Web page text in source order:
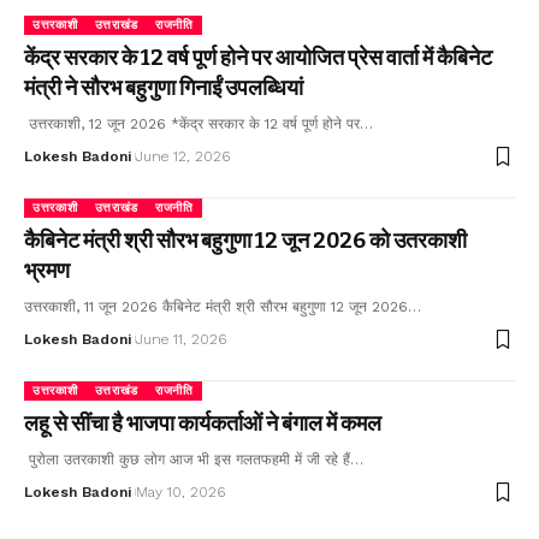
उत्तरकाशी उत्तराखंड राजनीति
केंद्र सरकार के 12 वर्ष पूर्ण होने पर आयोजित प्रेस वार्ता में कैबिनेट
मंत्री ने सौरभ बहुगुणा गिनाईं उपलब्धियां
उत्तरकाशी, 12 जून 2026 *केंद्र सरकार के 12 वर्ष पूर्ण होने पर…
Lokesh Badoni June 12, 2026
उत्तरकाशी उत्तराखंड राजनीति
कैबिनेट मंत्री श्री सौरभ बहुगुणा 12 जून 2026 को उतरकाशी
भ्रमण
उत्तरकाशी, 11 जून 2026 कैबिनेट मंत्री श्री सौरभ बहुगुणा 12 जून 2026…
Lokesh Badoni June 11, 2026
उत्तरकाशी उत्तराखंड राजनीति
लहू से सींचा है भाजपा कार्यकर्ताओं ने बंगाल में कमल
पुरोला उतरकाशी कुछ लोग आज भी इस गलतफहमी में जी रहे हैं…
Lokesh Badoni May 10, 2026